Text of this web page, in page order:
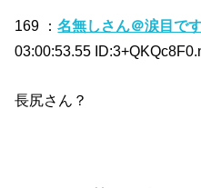
169 ：名無しさん＠涙目です
03:00:53.55
長尻さん？